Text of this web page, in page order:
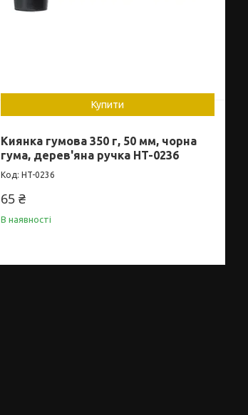
Купити
Киянка гумова 350 г, 50 мм, чорна
гума, дерев'яна ручка HT-0236
HT-0236
65 ₴
В наявності